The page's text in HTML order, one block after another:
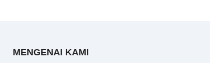
MENGENAI KAMI